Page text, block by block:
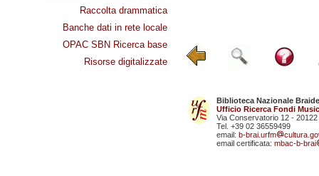
Raccolta drammatica
Banche dati in rete locale
OPAC SBN Ricerca base
Risorse digitalizzate
Biblioteca Nazionale
Ufficio Ricerca Fondi
Via Conservatorio 12 - 20122
Tel. +39 02 36559499
email: b-brai.urfm
email certificata: mbac-b-brai